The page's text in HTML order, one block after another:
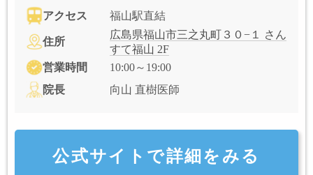
アクセス 福山駅直結
住所
広島県福山市三之丸町３０−１ さん
すて福山 2F
営業時間
10:00～19:00
院長
向山 直樹医師
公式サイトで詳細をみる